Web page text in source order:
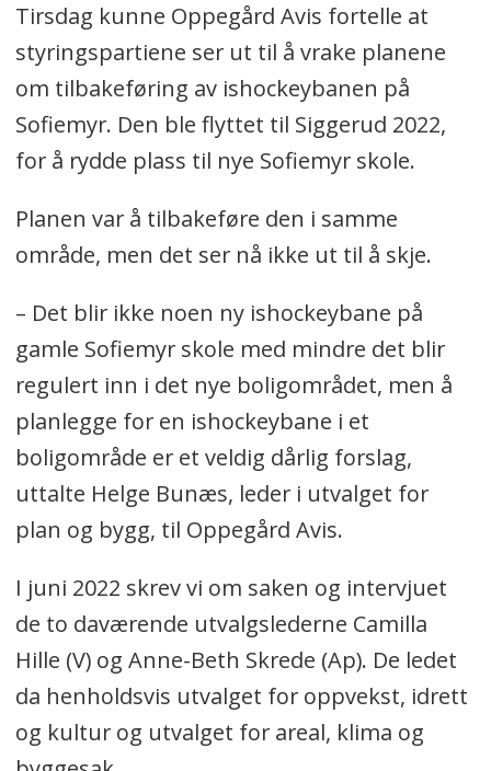
Tirsdag kunne Oppegård Avis fortelle at
styringspartiene ser ut til å vrake planene
om tilbakeføring av ishockeybanen på
Sofiemyr. Den ble flyttet til Siggerud 2022,
for å rydde plass til nye Sofiemyr skole.
Planen var å tilbakeføre den i samme
område, men det ser nå ikke ut til å skje.
– Det blir ikke noen ny ishockeybane på
gamle Sofiemyr skole med mindre det blir
regulert inn i det nye boligområdet, men å
planlegge for en ishockeybane i et
boligområde er et veldig dårlig forslag,
uttalte Helge Bunæs, leder i utvalget for
plan og bygg, til Oppegård Avis.
I juni 2022 skrev vi om saken og intervjuet
de to daværende utvalgslederne Camilla
Hille (V) og Anne-Beth Skrede (Ap). De ledet
da henholdsvis utvalget for oppvekst, idrett
og kultur og utvalget for areal, klima og